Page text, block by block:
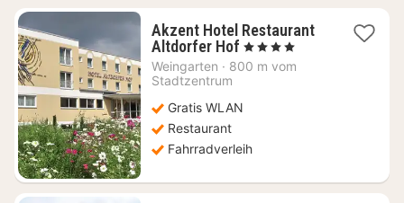
Akzent Hotel Restaurant
Altdorfer Hof 1
Nacht
€
, 4 Sterne
Weingarten · 800 m vom
Stadtzentrum
Gratis WLAN
Restaurant
Fahrradverleih